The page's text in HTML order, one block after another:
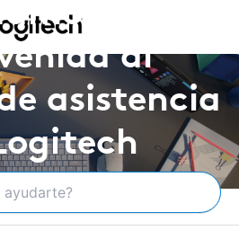
la
al
asistencia